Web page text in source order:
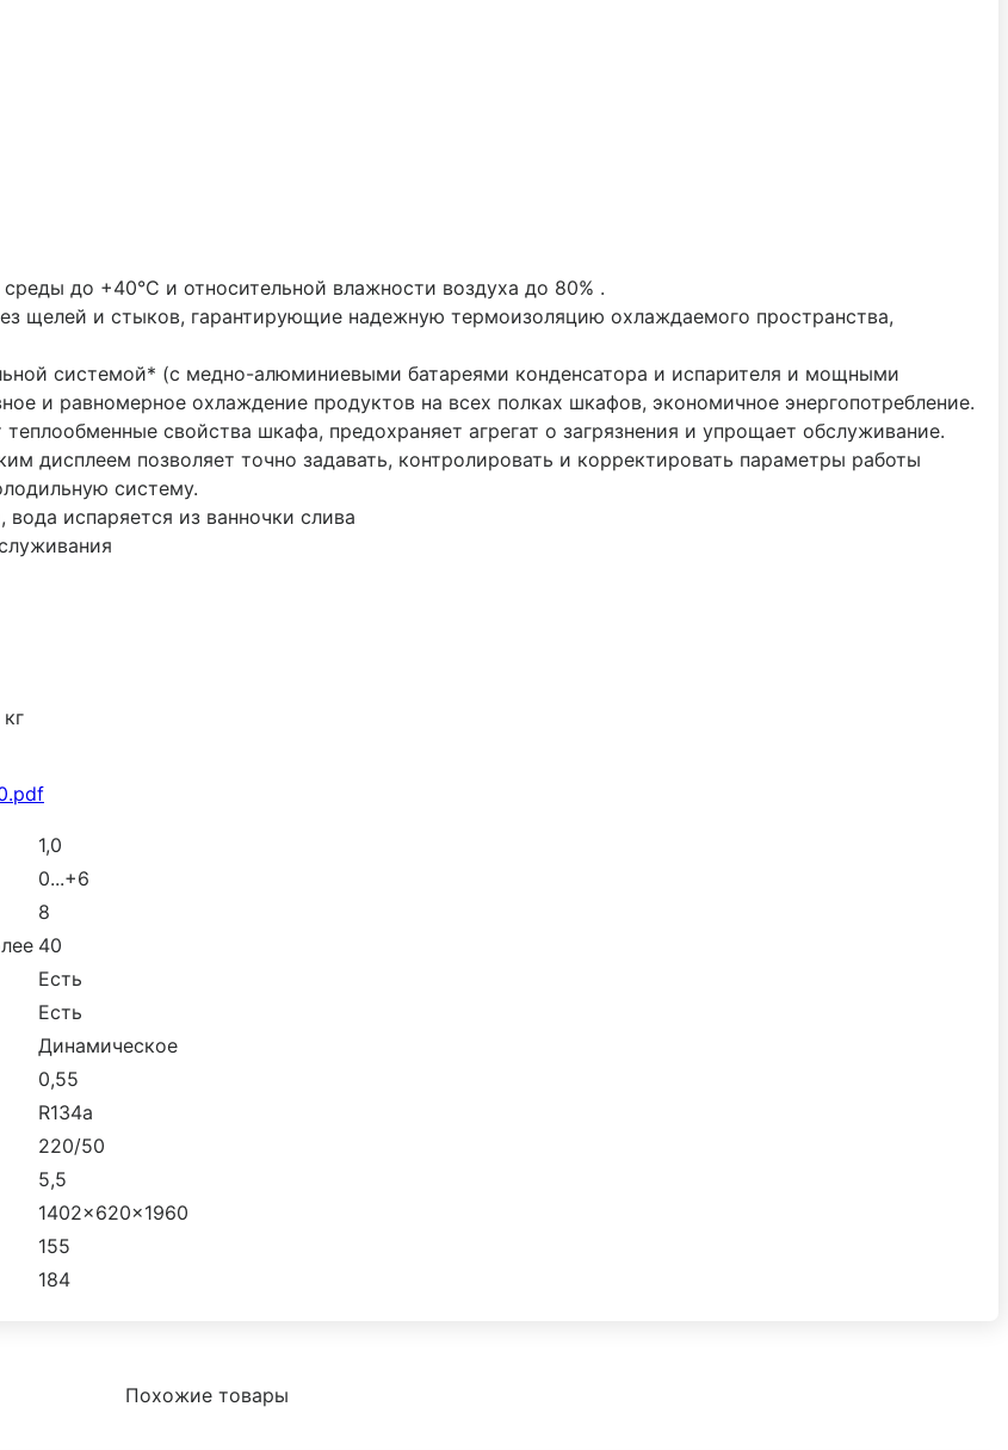
до +40°С и относительной влажности воздуха до 80% .
щелей и стыков, гарантирующие надежную термоизоляцию охлаждаемого пространства,
системой* (с медно-алюминиевыми батареями конденсатора и испарителя и мощными
и равномерное охлаждение продуктов на всех полках шкафов, экономичное энергопотребление.
свойства шкафа, предохраняет агрегат о загрязнения и упрощает обслуживание.
дисплеем позволяет точно задавать, контролировать и корректировать параметры работы
систему.
испаряется из ванночки слива
1,0
0...+6
8
40
Есть
Есть
Динамическое
0,55
R134a
220/50
5,5
1402×620×1960
155
184
Похожие товары